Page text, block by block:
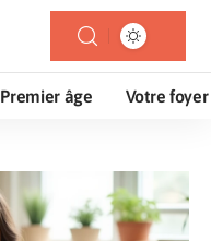
Premier âge Votre foyer